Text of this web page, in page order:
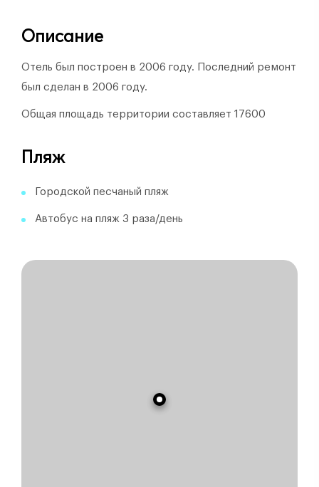
Описание
Отель был построен в 2006 году.
Последний ремонт
был сделан в 2006 году.
Общая площадь территории составляет 17600
Пляж
Городской песчаный пляж
Автобус на пляж 3 раза/день